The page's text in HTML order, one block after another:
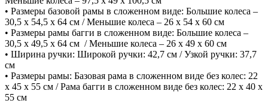
• Размеры базовой рамы в сложенном виде: Большие колеса –
30,5 х 54,5 х 64 см / Меньшие колеса – 26 х 54 х 60 см
• Размеры рамы багги в сложенном виде: Большие колеса –
30,5 х 49,5 х 64 см / Меньшие колеса – 26 х 49 х 60 см
• Ширина ручки: Широкой ручки: 42,7 см / Узкой ручки: 37,7
см
• Размеры рамы: Базовая рама в сложенном виде без колес: 22
x 45 x 55 см / Рама багги в сложенном виде без колес: 22 x 40 x
55 см